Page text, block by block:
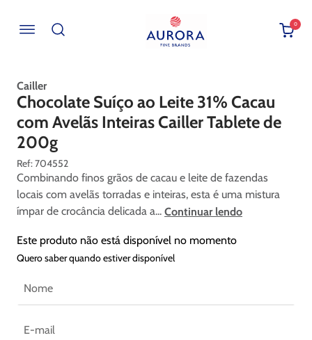
0
Cailler
Chocolate Suíço ao Leite 31% Cacau
com Avelãs Inteiras Cailler Tablete de
200g
:704552
Combinando finos grãos de cacau e leite de fazendas
locais com avelãs torradas e inteiras, esta é uma mistura
ímpar de crocância delicada a... Continuar lendo
Este produto não está disponível no momento
Quero saber quando estiver disponível